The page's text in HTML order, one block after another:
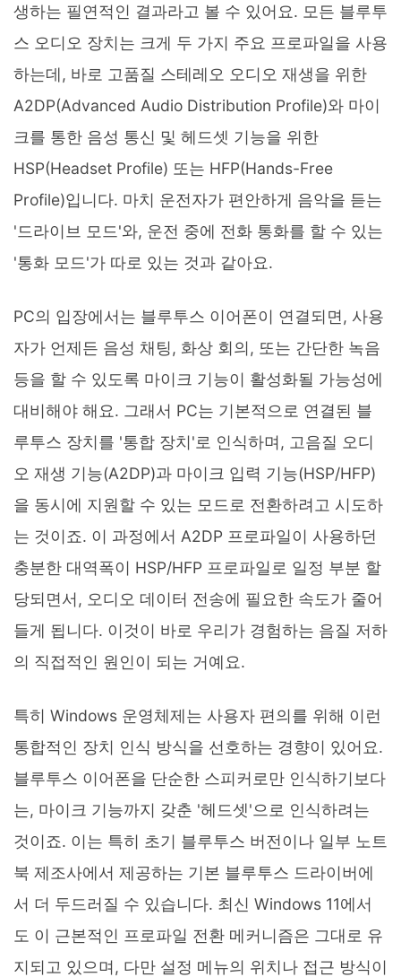
생하는 필연적인 결과라고 볼 수 있어요. 모든 블루투
스 오디오 장치는 크게 두 가지 주요 프로파일을 사용
하는데, 바로 고품질 스테레오 오디오 재생을 위한
A2DP(Advanced Audio Distribution Profile)와 마이
크를 통한 음성 통신 및 헤드셋 기능을 위한
HSP(Headset Profile) 또는 HFP(Hands-Free
Profile)입니다. 마치 운전자가 편안하게 음악을 듣는
'드라이브 모드'와, 운전 중에 전화 통화를 할 수 있는
'통화 모드'가 따로 있는 것과 같아요.
PC의 입장에서는 블루투스 이어폰이 연결되면, 사용
자가 언제든 음성 채팅, 화상 회의, 또는 간단한 녹음
등을 할 수 있도록 마이크 기능이 활성화될 가능성에
대비해야 해요. 그래서 PC는 기본적으로 연결된 블
루투스 장치를 '통합 장치'로 인식하며, 고음질 오디
오 재생 기능(A2DP)과 마이크 입력 기능(HSP/HFP)
을 동시에 지원할 수 있는 모드로 전환하려고 시도하
는 것이죠. 이 과정에서 A2DP 프로파일이 사용하던
충분한 대역폭이 HSP/HFP 프로파일로 일정 부분 할
당되면서, 오디오 데이터 전송에 필요한 속도가 줄어
들게 됩니다. 이것이 바로 우리가 경험하는 음질 저하
의 직접적인 원인이 되는 거예요.
특히 Windows 운영체제는 사용자 편의를 위해 이런
통합적인 장치 인식 방식을 선호하는 경향이 있어요.
블루투스 이어폰을 단순한 스피커로만 인식하기보다
는, 마이크 기능까지 갖춘 '헤드셋'으로 인식하려는
것이죠. 이는 특히 초기 블루투스 버전이나 일부 노트
북 제조사에서 제공하는 기본 블루투스 드라이버에
서 더 두드러질 수 있습니다. 최신 Windows 11에서
도 이 근본적인 프로파일 전환 메커니즘은 그대로 유
지되고 있으며, 다만 설정 메뉴의 위치나 접근 방식이